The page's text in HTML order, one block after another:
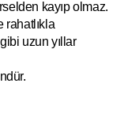
kayıp olmaz.
rahatlıkla
uzun yıllar